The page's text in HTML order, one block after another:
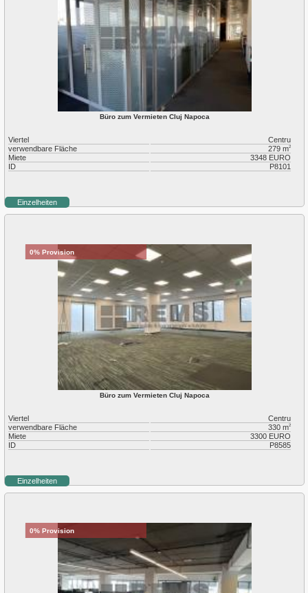
Büro zum Vermieten Cluj Napoca
Viertel
Centru
verwendbare Fläche
279 m2
Miete
3348 EURO
ID
P8101
Einzelheiten
0% Provision
Büro zum Vermieten Cluj Napoca
Viertel
Centru
verwendbare Fläche
330 m2
Miete
3300 EURO
ID
P8585
Einzelheiten
0% Provision